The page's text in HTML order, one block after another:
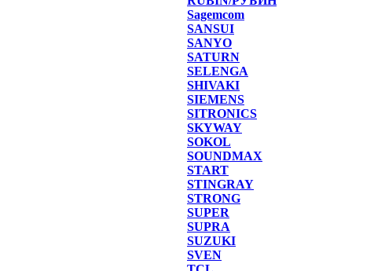
Sagemcom
SANSUI
SANYO
SATURN
SELENGA
SHIVAKI
SIEMENS
SITRONICS
SKYWAY
SOKOL
SOUNDMAX
START
STINGRAY
STRONG
SUPER
SUPRA
SUZUKI
SVEN